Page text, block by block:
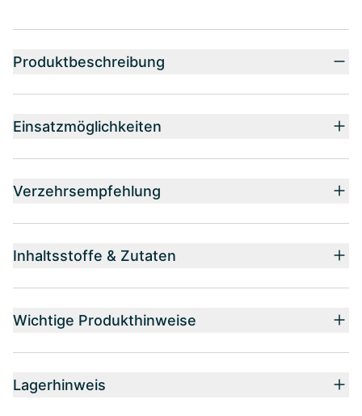
Produktbeschreibung
Einsatzmöglichkeiten
Verzehrsempfehlung
Inhaltsstoffe & Zutaten
Wichtige Produkthinweise
Lagerhinweis